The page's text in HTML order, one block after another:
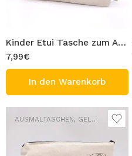
Kinder Etui Tasche zum Ausmalen 100% Baumwolle Gabardine Waschbar Stifttasche Modell Auto Figur 20×13 cm Ausmaltasche zum Bemalen
7,99€
In den Warenkorb
AUSMALTASCHEN, GELDBÖRSEN